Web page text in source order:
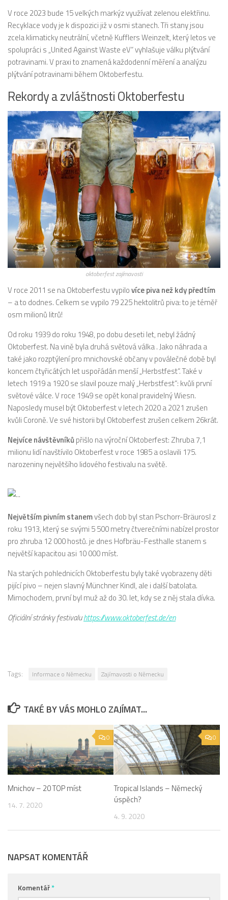
V roce 2023 bude 15 velkých markýz využívat zelenou elektřinu.
Recyklace vody je k dispozici již v osmi stanech. Tři stany jsou
zcela klimaticky neutrální, včetně Kufflers Weinzelt, který letos ve
spolupráci s „United Against Waste eV“ vyhlašuje válku plýtvání
potravinami. V praxi to znamená každodenní měření a analýzu
plýtvání potravinami během Oktoberfestu.
Rekordy a zvláštnosti Oktoberfestu
oktoberfest zajímavosti
V roce 2011 se na Oktoberfestu vypilovíce piva než kdy předtím
– a to dodnes. Celkem se vypilo 79 225 hektolitrů piva: to je téměř
osm milionů litrů!
Od roku 1939 do roku 1948, po dobu deseti let, nebyl žádný
Oktoberfest. Na vině byla druhá světová válka . Jako náhrada a
také jako rozptýlení pro mnichovské občany v poválečné době byl
koncem čtyřicátých let uspořádán menší „Herbstfest“. Také v
letech 1919 a 1920 se slavil pouze malý „Herbstfest“: kvůli první
světové válce. V roce 1949 se opět konal pravidelný Wiesn.
Naposledy musel být Oktoberfest v letech 2020 a 2021 zrušen
kvůli Coroně. Ve své historii byl Oktoberfest zrušen celkem 26krát.
Nejvíce návštěvníkůpřišlo na výroční Oktoberfest: Zhruba 7,1
milionu lidí navštívilo Oktoberfest v roce 1985 a oslavili 175.
narozeniny největšího lidového festivalu na světě.
Největším pivním stanemvšech dob byl stan Pschorr-Bräurosl z
roku 1913, který se svými 5 500 metry čtverečními nabízel prostor
pro zhruba 12 000 hostů. je dnes Hofbräu-Festhalle stanem s
největší kapacitou asi 10 000 míst.
Na starých pohlednicích Oktoberfestu byly také vyobrazeny děti
pijící pivo – nejen slavný Münchner Kindl, ale i další batolata.
Mimochodem, první byl muž až do 30. let, kdy se z něj stala dívka.
Oficiální stránky festivaluhttps://www.oktoberfest.de/en
Tags: Informace o Německu Zajímavosti o Německu
TAKÉ BY VÁS MOHLO ZAJÍMAT...
0
Mnichov – 20 TOP míst
14. 7. 2020
0
Tropical Islands – Německý
úspěch?
4. 9. 2020
NAPSAT KOMENTÁŘ
Komentář*